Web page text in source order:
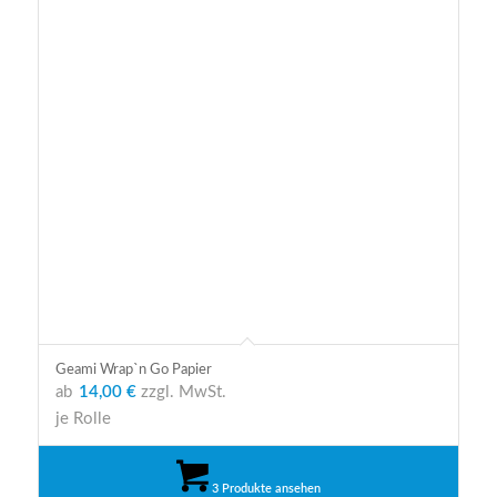
Geami Wrap`n Go Papier
ab 14,00 €zzgl. MwSt.
je Rolle
3 Produkte ansehen